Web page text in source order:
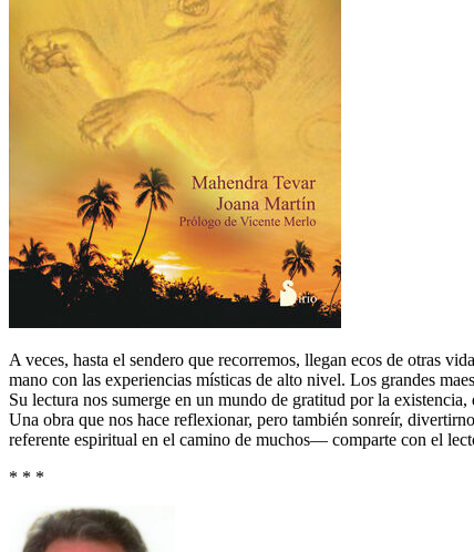
A veces, hasta el sendero que recorremos, llegan ecos de otras
mano con las experiencias místicas de alto nivel. Los grandes
Su lectura nos sumerge en un mundo de gratitud por la
Una obra que nos hace reflexionar, pero también sonreír,
referente espiritual en el camino de muchos― comparte con el
* * *